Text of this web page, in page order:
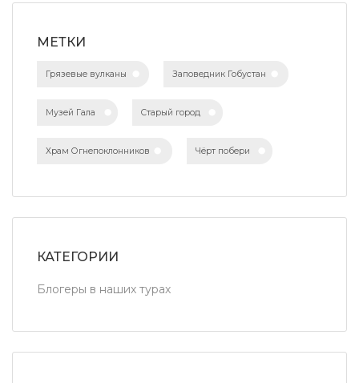
МЕТКИ
Грязевые вулканы Заповедник Гобустан
Музей Гала Старый город
Храм Огнепоклонников Чёрт побери
КАТЕГОРИИ
Блогеры в наших турах